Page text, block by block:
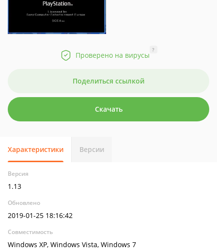
Проверено на вирусы
?
Поделиться ссылкой
Скачать
Характеристики Версии
Версия
1.13
Обновлено
2019-01-25 18:16:42
Совместимость
Windows XP, Windows Vista, Windows 7